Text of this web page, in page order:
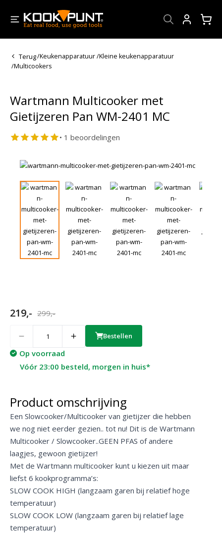
Terug/Keukenapparatuur/Kleine keukenapparatuur
/Multicookers
Wartmann Multicooker met
Gietijzeren Pan WM-2401 MC
• 1 beoordelingen
219,- 299,-
Bestellen
Op voorraad
Vóór 23:00 besteld, morgen in huis*
Product omschrijving
Een Slowcooker/Multicooker van gietijzer die hebben
we nog niet eerder gezien.. tot nu! Dit is de Wartmann
Multicooker / Slowcooker..GEEN PFAS of andere
laagjes, gewoon gietijzer!
Met de Wartmann multicooker kunt u kiezen uit maar
liefst 6 kookprogramma’s:
SLOW COOK HIGH (langzaam garen bij relatief hoge
temperatuur)
SLOW COOK LOW (langzaam garen bij relatief lage
temperatuur)